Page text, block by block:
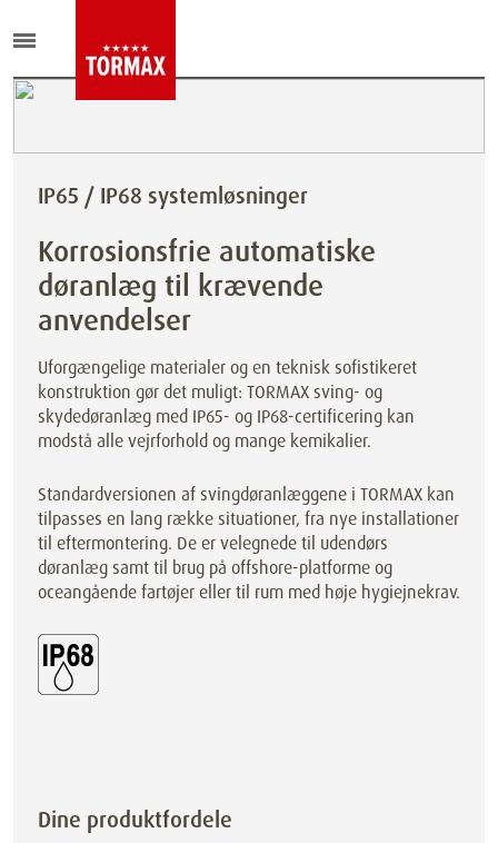
IP65 / IP68 systemløsninger
Korrosionsfrie automatiske
døranlæg til krævende
anvendelser
Uforgængelige materialer og en teknisk sofistikeret
konstruktion gør det muligt: TORMAX sving- og
skydedøranlæg med IP65- og IP68-certificering kan
modstå alle vejrforhold og mange kemikalier.
Standardversionen af svingdøranlæggene i TORMAX kan
tilpasses en lang række situationer, fra nye installationer
til eftermontering. De er velegnede til udendørs
døranlæg samt til brug på offshore-platforme og
oceangående fartøjer eller til rum med høje hygiejnekrav.
Dine produktfordele